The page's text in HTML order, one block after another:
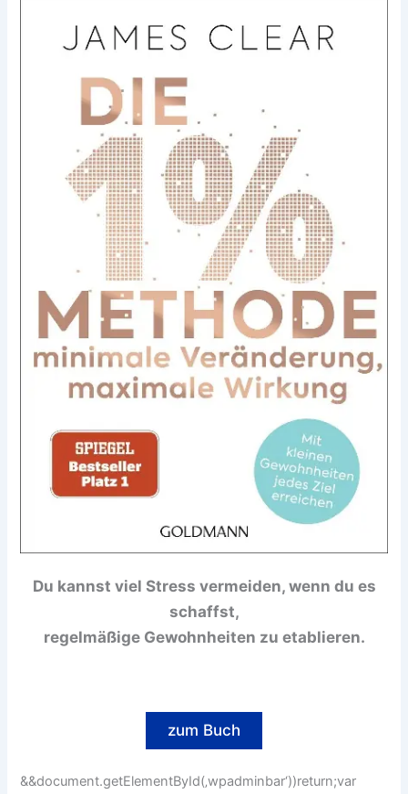
Du kannst viel Stress vermeiden, wenn du es
schaffst,
regelmäßige Gewohnheiten zu etablieren.
zum Buch
&&document.getElementById(‚wpadminbar‘))return;var